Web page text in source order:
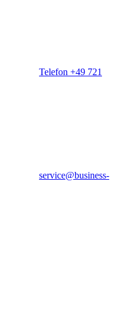
Telefon +49 721
service@business-